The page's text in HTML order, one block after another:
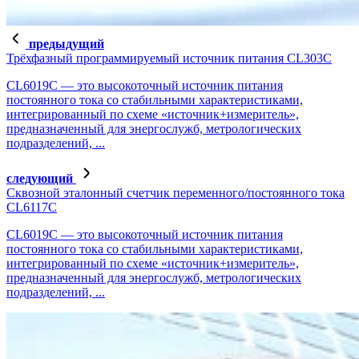
предыдущий
Трёхфазный программируемый источник питания CL303C
CL6019C — это высокоточный источник питания
постоянного тока со стабильными характеристиками,
интегрированный по схеме «источник+измеритель»,
предназначенный для энергослужб, метрологических
подразделений, ...
следующий
Сквозной эталонный счетчик переменного/постоянного тока
CL6117C
CL6019C — это высокоточный источник питания
постоянного тока со стабильными характеристиками,
интегрированный по схеме «источник+измеритель»,
предназначенный для энергослужб, метрологических
подразделений, ...